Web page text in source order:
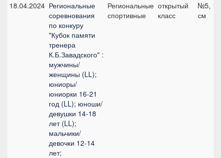
18.04.2024 Региональные
соревнования
по конкуру
"Кубок памяти
тренера
К.Б.Завадского" :
мужчины/
женщины (LL);
юниоры/
юниорки 16-21
год (LL); юноши/
девушки 14-18
лет (LL);
мальчики/
девочки 12-14
лет;
Региональные
спортивные
открытый
класс
№5,
см